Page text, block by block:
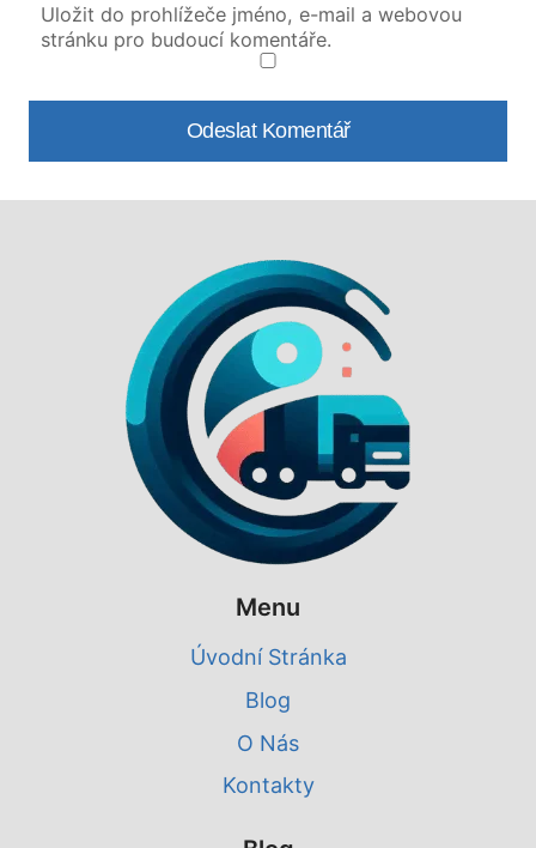
Uložit do prohlížeče jméno, e-mail a webovou
stránku pro budoucí komentáře.
Menu
Úvodní Stránka
Blog
O Nás
Kontakty